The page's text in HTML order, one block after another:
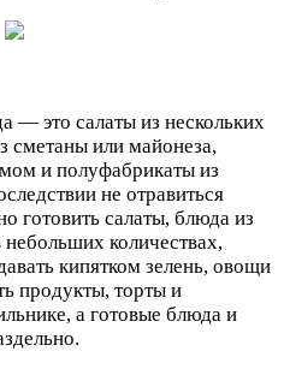
— это салаты из нескольких
сметаны или майонеза,
и полуфабрикаты из
не отравиться
салаты, блюда из
количествах,
кипятком зелень, овощи
продукты, торты и
а готовые блюда и